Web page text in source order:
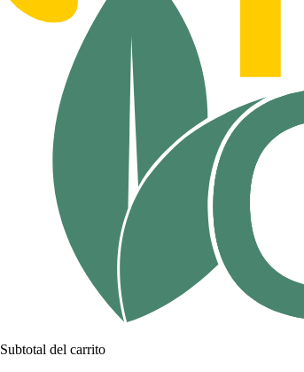
Subtotal del carrito